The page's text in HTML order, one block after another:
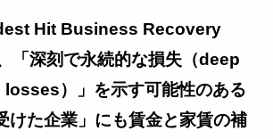
Hit Business Recovery
「深刻で永続的な損失（deep
）」を示す可能性のある
けた企業」にも賃金と家賃の補